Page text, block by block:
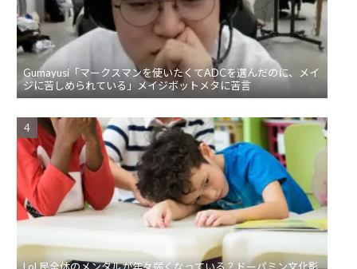
Gumayusi「マークスマンを使いたくてADCを選んだのに、メイ
ジに苦しめられている」メイジボットメタに苦言